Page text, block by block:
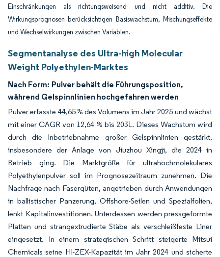
Einschränkungen als richtungsweisend und nicht additiv. Die
Wirkungsprognosen berücksichtigen Basiswachstum, Mischungseffekte
und Wechselwirkungen zwischen Variablen.
Segmentanalyse des Ultra-high Molecular
Weight Polyethylen-Marktes
Nach Form: Pulver behält die Führungsposition,
während Gelspinnlinien hochgefahren werden
Pulver erfasste 44,65 % des Volumens im Jahr 2025 und wächst
mit einer CAGR von 12,64 % bis 2031. Dieses Wachstum wird
durch die Inbetriebnahme großer Gelspinnlinien gestärkt,
insbesondere der Anlage von Jiuzhou Xingji, die 2024 in
Betrieb ging. Die Marktgröße für ultrahochmolekulares
Polyethylenpulver soll im Prognosezeitraum zunehmen. Die
Nachfrage nach Fasergüten, angetrieben durch Anwendungen
in ballistischer Panzerung, Offshore-Seilen und Spezialfolien,
lenkt Kapitalinvestitionen. Unterdessen werden pressgeformte
Platten und strangextrudierte Stäbe als verschleißfeste Liner
eingesetzt. In einem strategischen Schritt steigerte Mitsui
Chemicals seine HI-ZEX-Kapazität im Jahr 2024 und sicherte